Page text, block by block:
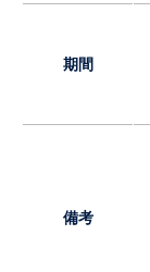
期間
備考